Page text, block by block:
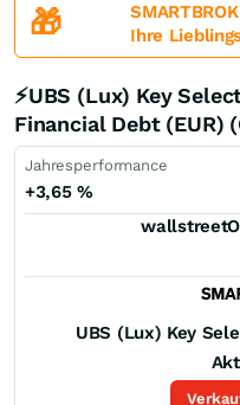
🎁
Ihre
⚡UBS (Lux) Key
Financial Debt
Jahresperformance
+3,65%